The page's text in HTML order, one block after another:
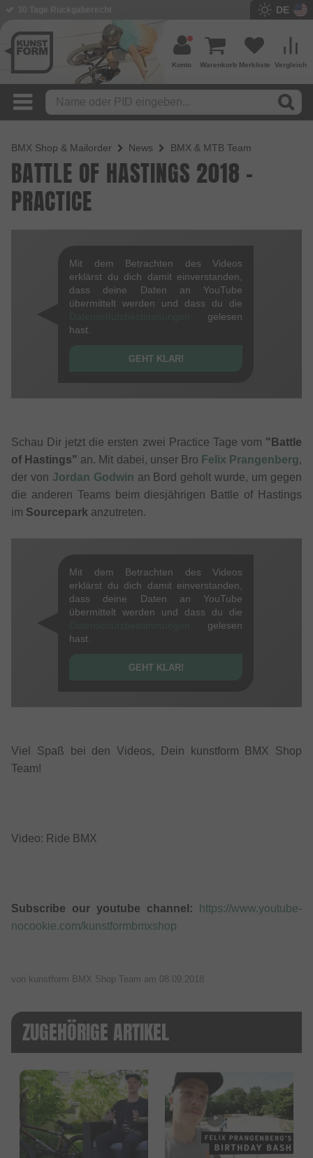
DE
Vergleich
Merkliste
Warenkorb
Konto
BMX Shop & Mailorder News BMX & MTB Team
BATTLE OF HASTINGS 2018 -
PRACTICE
Mit dem Betrachten des Videos
erklärst du dich damit einverstanden,
dass deine Daten an YouTube
übermittelt werden und dass du die
gelesen
hast.
GEHT KLAR!
Schau Dir jetzt die ersten zwei Practice Tage vom "Battle
of Hastings" an. Mit dabei, unser Bro Felix Prangenberg,
der von Jordan Godwin an Bord geholt wurde, um gegen
die anderen Teams beim diesjährigen Battle of Hastings
im Sourcepark anzutreten.
Mit dem Betrachten des Videos
erklärst du dich damit einverstanden,
dass deine Daten an YouTube
übermittelt werden und dass du die
gelesen
hast.
GEHT KLAR!
Viel Spaß bei den Videos, Dein kunstform BMX Shop
Team!
Video: Ride BMX
Subscribe our youtube channel:
https://www.youtube-
nocookie.com/kunstformbmxshop
von kunstform BMX Shop Team am 08.09.2018
ZUGEHÖRIGE ARTIKEL